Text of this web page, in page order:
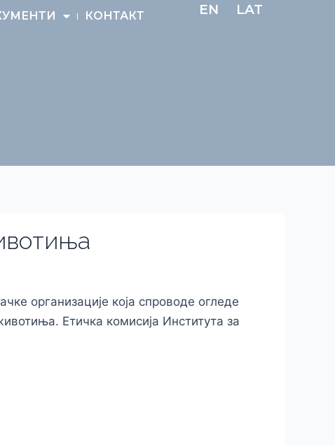
КОНТАКТ EN LAT
организације која спроводе огледе
Етичка комисија Института за